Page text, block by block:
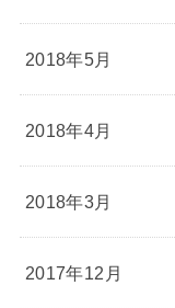
2018年5月
2018年4月
2018年3月
2017年12月